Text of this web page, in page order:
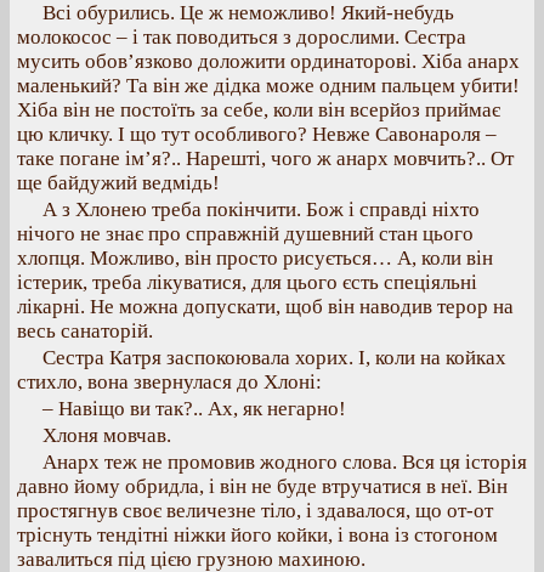
Всі обурились. Це ж неможливо! Який-небудь
молокосос – і так поводиться з дорослими. Сестра
мусить обов’язково доложити ординаторові. Хіба анарх
маленький? Та він же дідка може одним пальцем убити!
Хіба він не постоїть за себе, коли він всерйоз приймає
цю кличку. І що тут особливого? Невже Савонароля –
таке погане ім’я?.. Нарешті, чого ж анарх мовчить?.. От
ще байдужий ведмідь!
А з Хлонею треба покінчити. Бож і справді ніхто
нічого не знає про справжній душевний стан цього
хлопця. Можливо, він просто рисується… А, коли він
істерик, треба лікуватися, для цього єсть спеціяльні
лікарні. Не можна допускати, щоб він наводив терор на
весь санаторій.
Сестра Катря заспокоювала хорих. І, коли на койках
стихло, вона звернулася до Хлоні:
– Навіщо ви так?.. Ах, як негарно!
Хлоня мовчав.
Анарх теж не промовив жодного слова. Вся ця історія
давно йому обридла, і він не буде втручатися в неї. Він
простягнув своє величезне тіло, і здавалося, що от-от
тріснуть тендітні ніжки його койки, і вона із стогоном
завалиться під цією грузною махиною.